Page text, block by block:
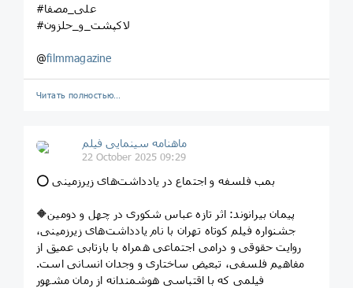
#علی_مصفا
#لاکپشت_و_حلزون
@filmmagazine
Читать полностью…
ماهنامه سینمایی فیلم
22 October 2025 09:29
⭕️ بمب فلسفه و اجتماع در یادداشت‌های زیرزمینی
🔶پیمان بیرانوند: اثر تازه عباس شکوری در چهل و دومین
جشنواره فیلم کوتاه تهران با نام یادداشت‌های زیرزمینی،
روایت حقوقی و درامی اجتماعی همراه با بازتابی عمیق از
مفاهیم فلسفی، تبعیض ساختاری و وجدان انسانی است.
فیلمی که با اقتباسی هوشمندانه از رمان مشهور